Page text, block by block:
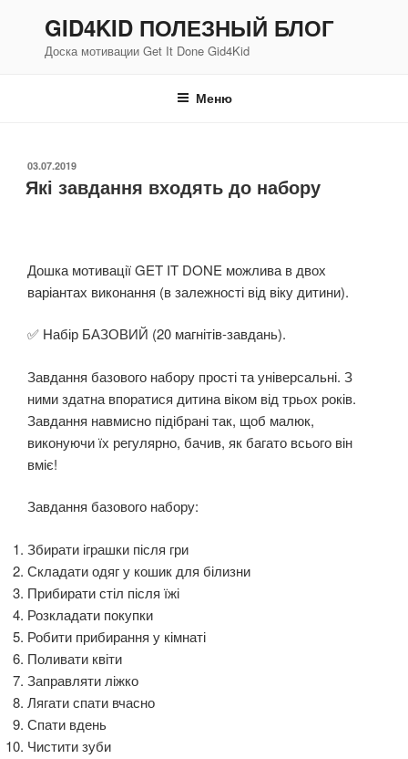
GID4KID ПОЛЕЗНЫЙ БЛОГ
Доска мотивации Get It Done Gid4Kid
Меню
ОПУБЛІКОВАНО
03.07.2019
Які завдання входять до набору
Дошка мотивації GET IT DONE можлива в двох
варіантах виконання (в залежності від віку дитини).
✅ Набір БАЗОВИЙ (20 магнітів-завдань).
Завдання базового набору прості та універсальні. З
ними здатна впоратися дитина віком від трьох років.
Завдання навмисно підібрані так, щоб малюк,
виконуючи їх регулярно, бачив, як багато всього він
вміє!
Завдання базового набору:
Збирати іграшки після гри
Складати одяг у кошик для білизни
Прибирати стіл після їжі
Розкладати покупки
Робити прибирання у кімнаті
Поливати квіти
Заправляти ліжко
Лягати спати вчасно
Спати вдень
Чистити зуби